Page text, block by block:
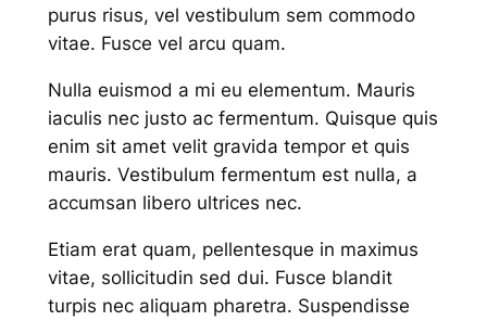
purus risus, vel vestibulum sem commodo
vitae. Fusce vel arcu quam.
Nulla euismod a mi eu elementum. Mauris
iaculis nec justo ac fermentum. Quisque quis
enim sit amet velit gravida tempor et quis
mauris. Vestibulum fermentum est nulla, a
accumsan libero ultrices nec.
Etiam erat quam, pellentesque in maximus
vitae, sollicitudin sed dui. Fusce blandit
turpis nec aliquam pharetra. Suspendisse